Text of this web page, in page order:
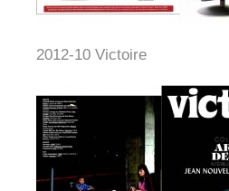
2012-10 Victoire